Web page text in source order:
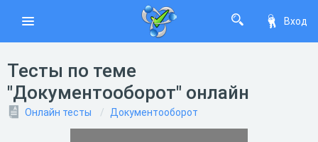
Вход
Тесты по теме
"Документооборот" онлайн
Онлайн тесты Документооборот